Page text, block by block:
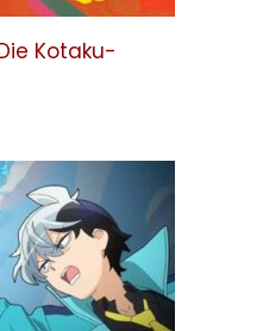
Kotaku-